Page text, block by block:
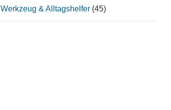
Werkzeug & Alltagshelfer (45)